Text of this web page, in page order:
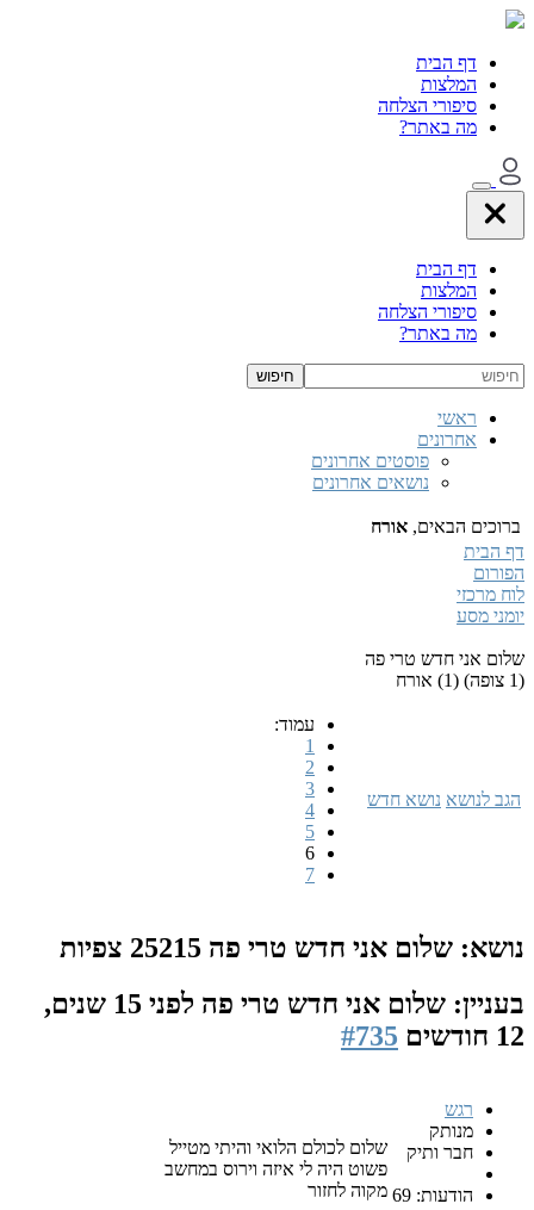
דף הבית
המלצות
סיפורי הצלחה
מה באתר?
דף הבית
המלצות
סיפורי הצלחה
מה באתר?
ראשי
אחרונים
פוסטים אחרונים
נושאים אחרונים
ברוכים הבאים, אורח
דף הבית
הפורום
לוח מרכזי
יומני מסע
שלום אני חדש טרי פה
(1 צופה) (1) אורח
הגב לנושא נושא חדש
עמוד:
1
2
3
4
5
6
7
נושא: שלום אני חדש טרי פה 25215 צפיות
בעניין: שלום אני חדש טרי פה
לפני 15 שנים,
12 חודשים
#735
רגש
מנותק
חבר ותיק
הודעות: 69
שלום לכולם הלואי והיתי מטייל
פשוט היה לי איזה וירוס במחשב
מקוה לחזור